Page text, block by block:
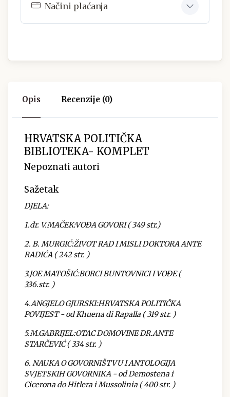
Načini plaćanja
Opis Recenzije (0)
HRVATSKA POLITIČKA
BIBLIOTEKA- KOMPLET
Nepoznati autori
Sažetak
DJELA:
1.dr. V.MAČEK:VOĐA GOVORI ( 349 str.)
2. B. MURGIĆ:ŽIVOT RAD I MISLI DOKTORA ANTE
RADIĆA ( 242 str. )
3.JOE MATOŠIĆ:BORCI BUNTOVNICI I VOĐE (
336.str. )
4.ANGJELO GJURSKI:HRVATSKA POLITIČKA
POVIJEST - od Khuena di Rapalla ( 319 str. )
5.M.GABRIJEL:OTAC DOMOVINE DR.ANTE
STARČEVIĆ ( 334 str. )
6. NAUKA O GOVORNIŠTVU I ANTOLOGIJA
SVJETSKIH GOVORNIKA - od Demostena i
Cicerona do Hitlera i Mussolinia ( 400 str. )